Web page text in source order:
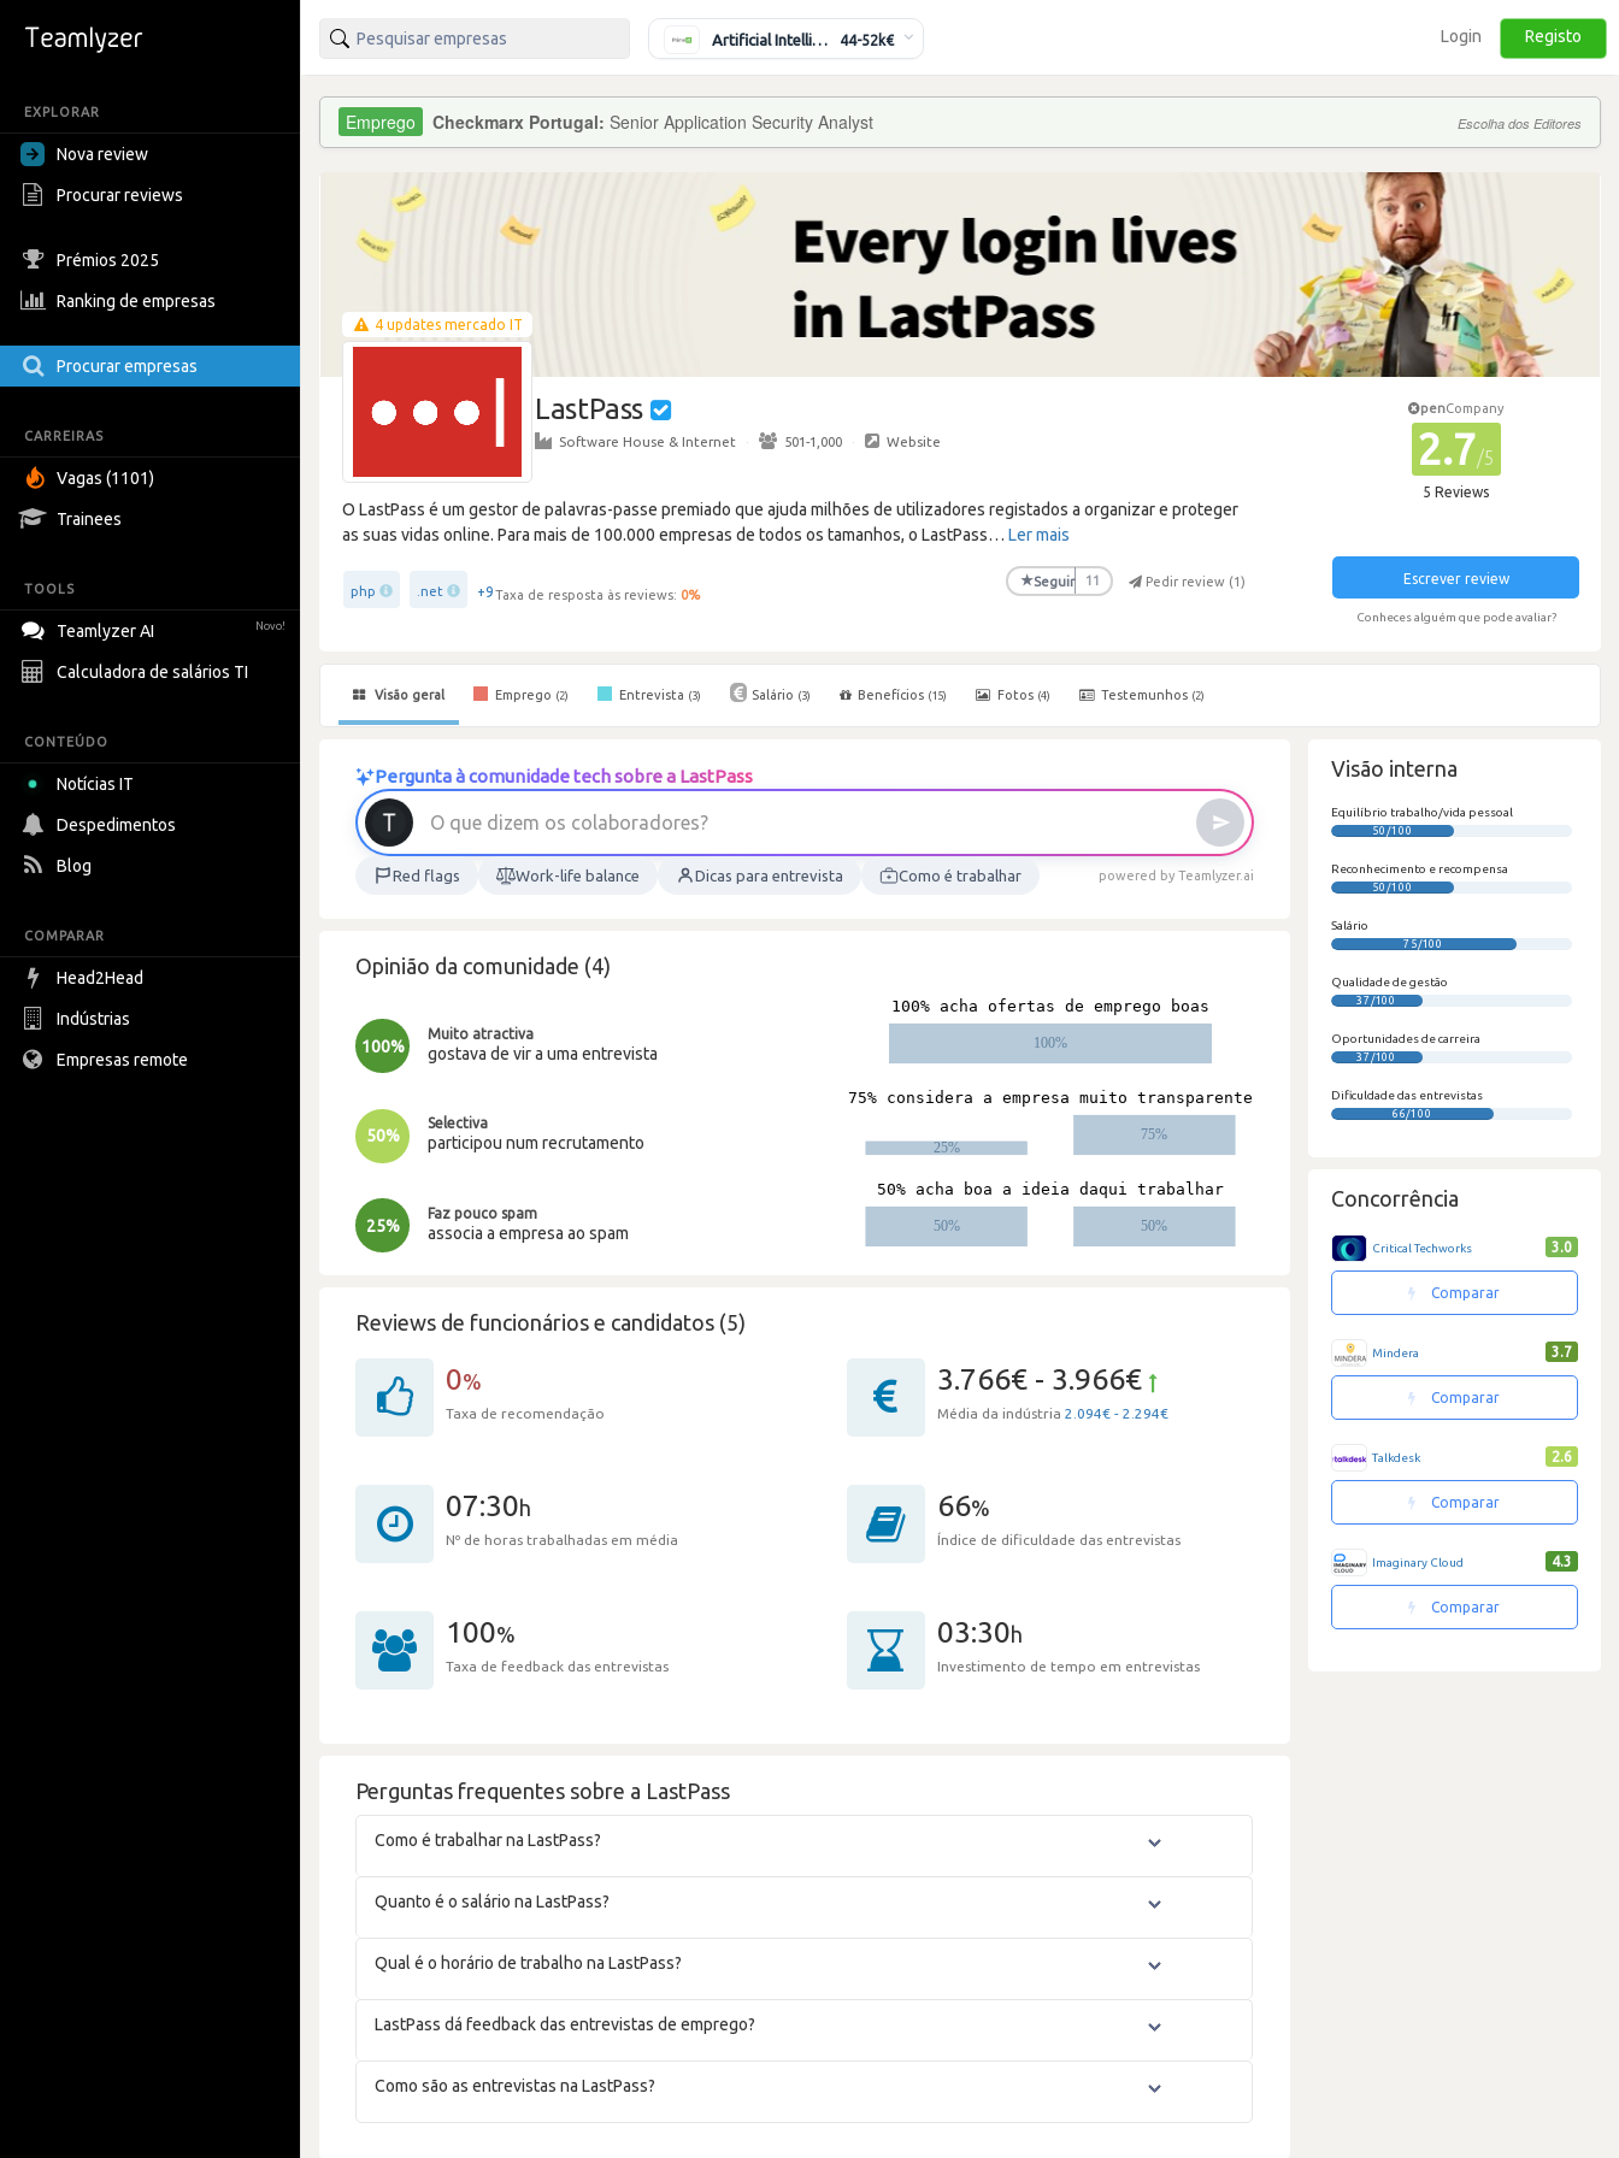
EXPLORAR
Nova review
Procurar reviews
Prémios 2025
Ranking de empresas
Procurar empresas
CARREIRAS
Vagas (1101)
Trainees
TOOLS
Teamlyzer AI Novo!
Calculadora de salários TI
CONTEÚDO
Notícias IT
Despedimentos
Blog
COMPARAR
Head2Head
Indústrias
Empresas remote
Artificial Intelligence Engineer 44-52k€ Login Registo
Checkmarx Portugal: Senior Application Security Analyst Escolha dos Editores
4 updates mercado IT
LastPass
Software House & Internet · 501-1,000 · Website
O LastPass é um gestor de palavras-passe premiado que ajuda milhões de utilizadores registados a organizar e proteger
as suas vidas online. Para mais de 100.000 empresas de todos os tamanhos, o LastPass… Ler mais
php .net +9Taxa de resposta às reviews: 0%
★Seguir 11 Pedir review (1)
penCompany
2.7/5
5 Reviews
Escrever review
Conheces alguém que pode avaliar?
Visão geral Emprego (2) Entrevista (3) Salário (3) Benefícios (15) Fotos (4) Testemunhos (2)
Pergunta à comunidade tech sobre a LastPass
O que d izem os cola
Red flags Work-life balance Dicas para entrevista Como é trabalhar powered by Teamlyzer.ai
Opinião da comunidade (4)
100%
Muito atractiva
gostava de vir a uma entrevista
50%
Selectiva
participou num recrutamento
25%
Faz pouco spam
associa a empresa ao spam
Reviews de funcionários e candidatos (5)
0%
Taxa de recomendação
3.766€ - 3.966€
Média da indústria 2.094€ - 2.294€
07:30h
Nº de horas trabalhadas em média
66%
Índice de dificuldade das entrevistas
100%
Taxa de feedback das entrevistas
03:30h
Investimento de tempo em entrevistas
Perguntas frequentes sobre a LastPass
Como é trabalhar na LastPass?
Quanto é o salário na LastPass?
Qual é o horário de trabalho na LastPass?
LastPass dá feedback das entrevistas de emprego?
Como são as entrevistas na LastPass?
Visão interna
Equilíbrio trabalho/vida pessoal
50/100
Reconhecimento e recompensa
50/100
Salário
75/100
Qualidade de gestão
37/100
Oportunidades de carreira
37/100
Dificuldade das entrevistas
66/100
Concorrência
Critical Techworks 3.0
Comparar
Mindera 3.7
Comparar
Talkdesk 2.6
Comparar
Imaginary Cloud 4.3
Comparar